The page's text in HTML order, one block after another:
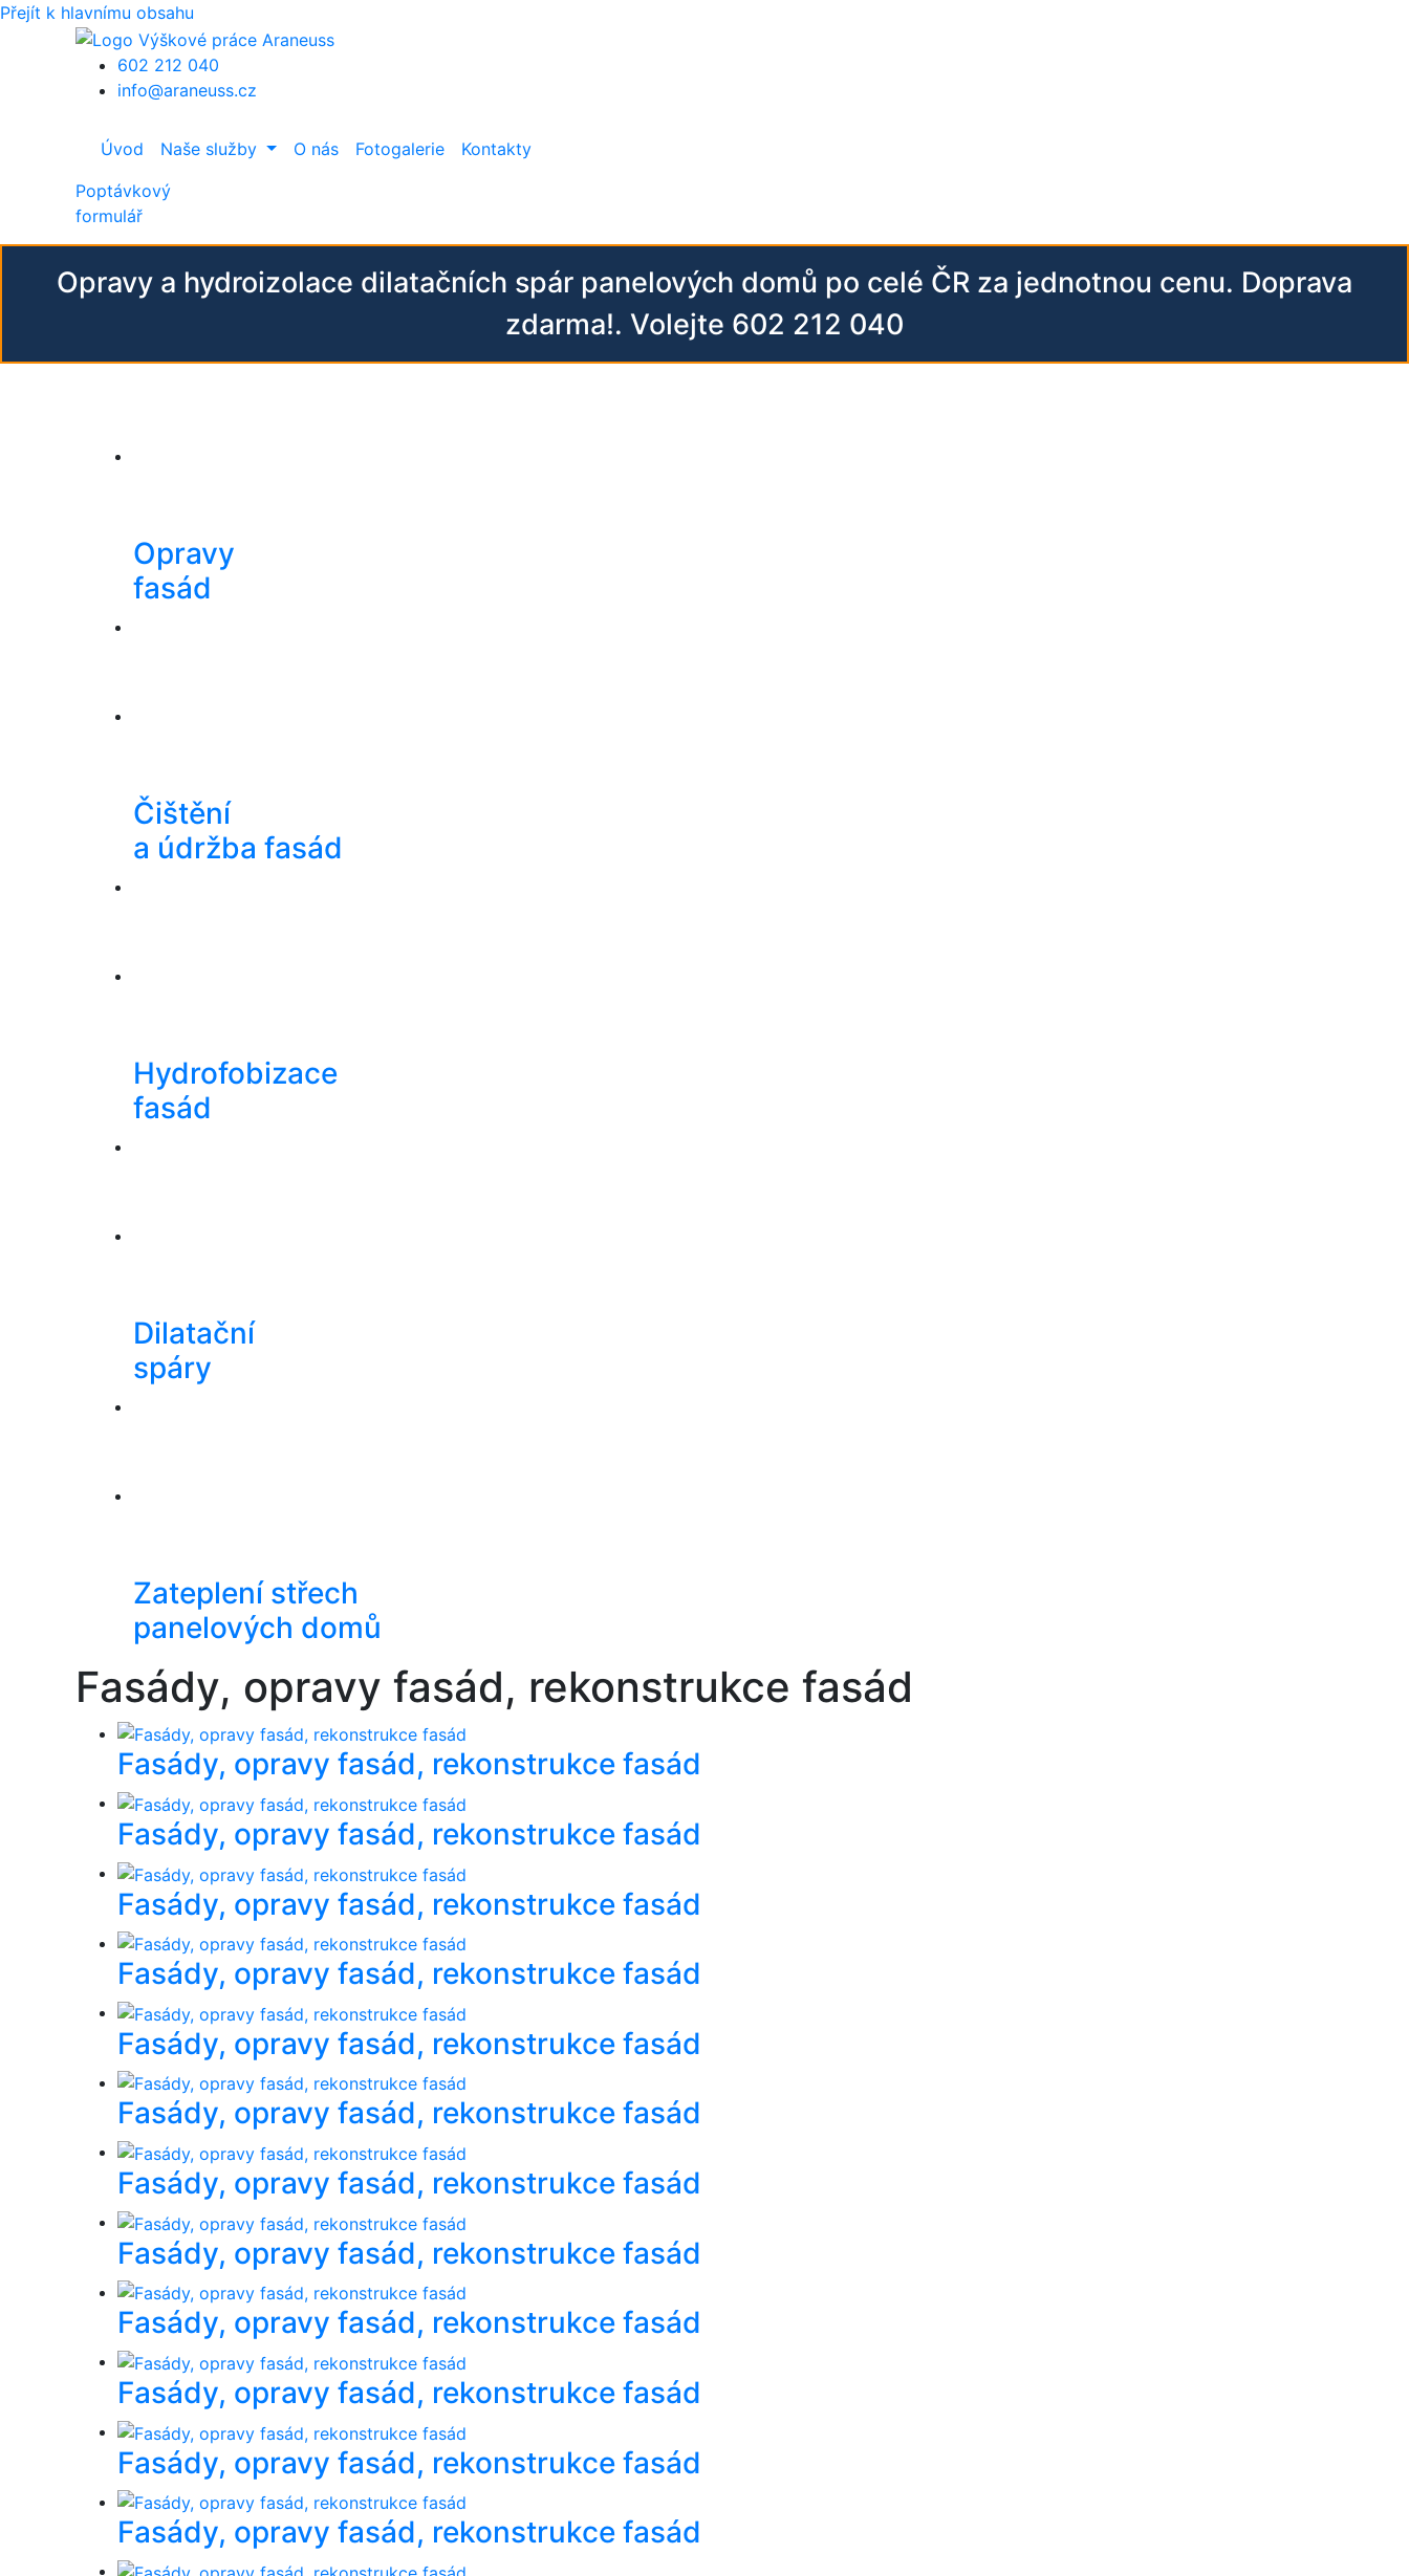
Přejít k hlavnímu obsahu
602 212 040
info@araneuss.cz
Úvod Naše služby O nás Fotogalerie
Kontakty
Poptávkový
formulář
Opravy a hydroizolace dilatačních spár panelových domů po celé ČR za jednotnou cenu. Doprava
zdarma!. Volejte 602 212 040
Opravy
fasád
Čištění
a údržba fasád
Hydrofobizace
fasád
Dilatační
spáry
Zateplení střech
panelových domů
Fasády, opravy fasád, rekonstrukce fasád
Fasády, opravy fasád, rekonstrukce fasád
Fasády, opravy fasád, rekonstrukce fasád
Fasády, opravy fasád, rekonstrukce fasád
Fasády, opravy fasád, rekonstrukce fasád
Fasády, opravy fasád, rekonstrukce fasád
Fasády, opravy fasád, rekonstrukce fasád
Fasády, opravy fasád, rekonstrukce fasád
Fasády, opravy fasád, rekonstrukce fasád
Fasády, opravy fasád, rekonstrukce fasád
Fasády, opravy fasád, rekonstrukce fasád
Fasády, opravy fasád, rekonstrukce fasád
Fasády, opravy fasád, rekonstrukce fasád